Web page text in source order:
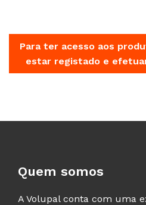
Para ter acesso aos
estar registado e
Quem somos
A Volupal conta com uma